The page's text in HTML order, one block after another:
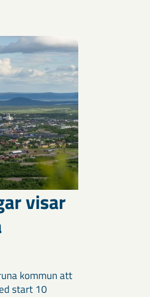
visar
kommun att
start 10